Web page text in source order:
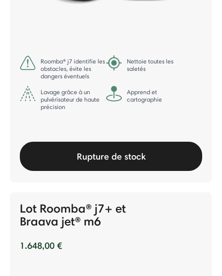
Roomba® j7 identifie les
obstacles, évite les
dangers éventuels
Nettoie toutes les
saletés
Lavage grâce à un
pulvérisateur de haute
précision
Apprend et
cartographie
Rupture de stock
Lot Roomba® j7+ et
Braava jet® m6
1.648,00 €